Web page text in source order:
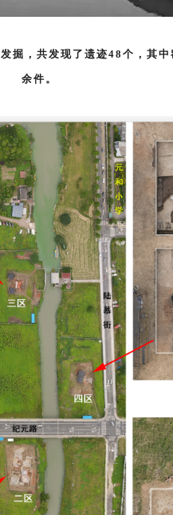
掘，共发现了遗迹48个，其
余件。